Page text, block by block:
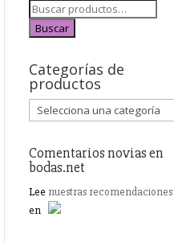
Buscar
Categorías de
productos
Comentarios novias en
bodas.net
Lee nuestras recomendaciones
en